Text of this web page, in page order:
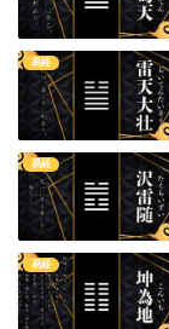
易経
易経
易経